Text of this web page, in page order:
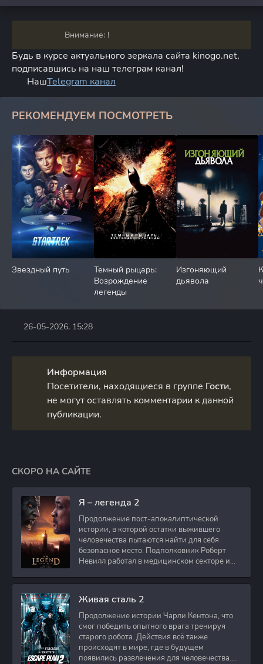
Внимание: !
Будь в курсе актуального зеркала сайта kinogo.net,
подписавшись на наш телеграм канал!
НашTelegram канал
РЕКОМЕНДУЕМ ПОСМОТРЕТЬ
Звездный путь
Темный рыцарь:
Возрождение
легенды
Изгоняющий
дьявола
26-05-2026, 15:28
Информация
Посетители, находящиеся в группе Гости,
не могут оставлять комментарии к данной
публикации.
СКОРО НА САЙТЕ
Я – легенда 2
Продолжение пост-апокалиптической
истории, в которой остатки выжившего
человечества пытаются найти для себя
безопасное место. Подполковник Роберт
Невилл работал в медицинском секторе и
Живая сталь 2
Продолжение истории Чарли Кентона, что
смог победить опытного врага тренируя
старого робота. Действия всё также
происходят в мире, где в будущем
появились развлечения для человечества.